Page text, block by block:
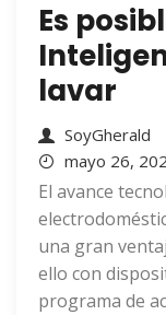
Es
lavar
SoyGherald
mayo 26,
El avance
una gran
ello con
programa de